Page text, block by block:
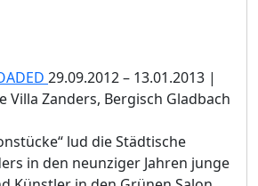
29.09.2012 – 13.01.2013 |
Villa Zanders, Bergisch Gladbach
lud die Städtische
in den neunziger Jahren junge